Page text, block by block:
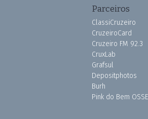
Parceiros
ClassiCruzeiro
CruzeiroCard
Cruzeiro FM 92.3
CruxLab
Grafsul
Depositphotos
Burh
Pink do Bem